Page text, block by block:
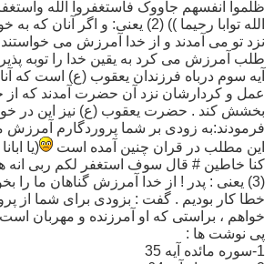
ظلموا انفسهم جاووک فاستغفروا الله
الله توابا رحیما )) (2) یعنی: و اگر
نزد تو می آمدند و از خدا آمرزش می خواستند و
طلب آمرزش می کرد به یقین خدا را توبه
آیه سوم درباه فرزندان یعقوب (ع) است که
عمل و کردارشان نزد آن حضرت آمدند که از
بخشش کند . حضرت یعقوب (ع) نیز این در
فرمودند:به زودی بر شما پروردگارم
این مطلب در قران چنین آمده است
(یا
کنا خاطین # قال سوف استغفر لکم ربی انه
(3) یعنی : پدر ! از خدا آمرزش گناهان ما را
خطا کار بودیم . گفت : بزودی برای شما از
خواهم ، براستی که او آمرزنده و مهربان
پی نوشت ها :
1-سوره مائده آیه 35